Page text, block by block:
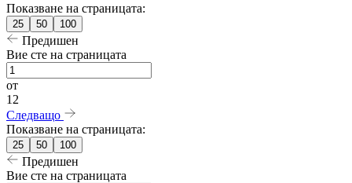
Показване на страницата:
25 50 100
Предишен
Вие сте на страницата
от
12
Следващо
Показване на страницата:
25 50 100
Предишен
Вие сте на страницата